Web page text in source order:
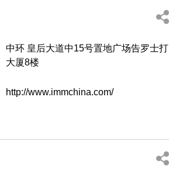
中环 皇后大道中15号置地广场告罗士打
大厦8楼
http://www.immchina.com/